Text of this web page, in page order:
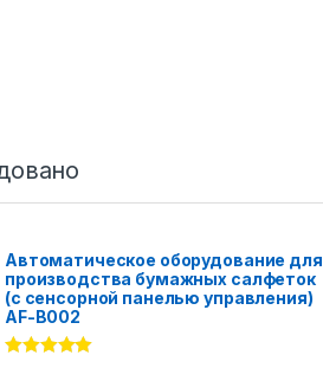
Автоматическое оборудование для
производства бумажных салфеток
(с сенсорной панелью управления)
AF-B002